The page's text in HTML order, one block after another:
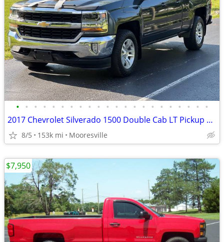
• • • • • • • • • • • • • • • • • • • • • •
2017 Chevrolet Silverado 1500 Double Cab LT Pickup 4D 6 1/2 ft
8/5 153k mi Mooresville
$7,950